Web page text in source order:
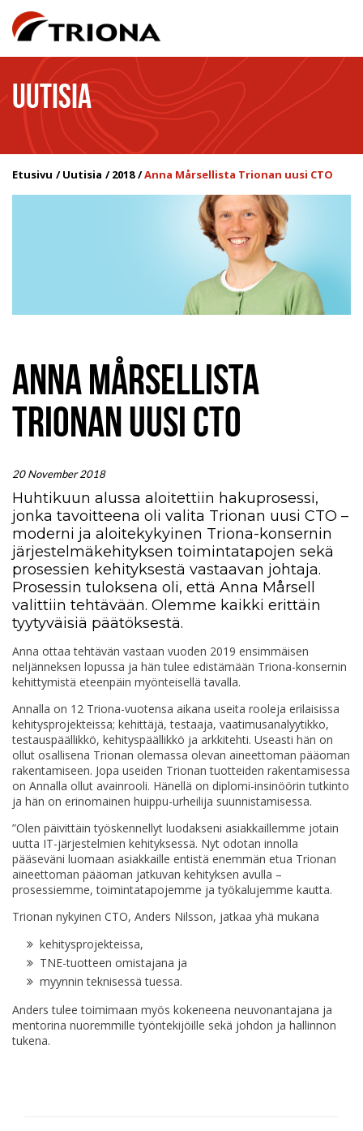
UUTISIA
Etusivu Uutisia 2018 Anna Mårsellista Trionan uusi CTO
ANNA MÅRSELLISTA
TRIONAN UUSI CTO
20 November 2018
Huhtikuun alussa aloitettiin hakuprosessi,
jonka tavoitteena oli valita Trionan uusi CTO –
moderni ja aloitekykyinen Triona-konsernin
järjestelmäkehityksen toimintatapojen sekä
prosessien kehityksestä vastaavan johtaja.
Prosessin tuloksena oli, että Anna Mårsell
valittiin tehtävään. Olemme kaikki erittäin
tyytyväisiä päätöksestä.
Anna ottaa tehtävän vastaan vuoden 2019 ensimmäisen
neljänneksen lopussa ja hän tulee edistämään Triona-konsernin
kehittymistä eteenpäin myönteisellä tavalla.
Annalla on 12 Triona-vuotensa aikana useita rooleja erilaisissa
kehitysprojekteissa; kehittäjä, testaaja, vaatimusanalyytikko,
testauspäällikkö, kehityspäällikkö ja arkkitehti. Useasti hän on
ollut osallisena Trionan olemassa olevan aineettoman pääoman
rakentamiseen. Jopa useiden Trionan tuotteiden rakentamisessa
on Annalla ollut avainrooli. Hänellä on diplomi-insinöörin tutkinto
ja hän on erinomainen huippu-urheilija suunnistamisessa.
”Olen päivittäin työskennellyt luodakseni asiakkaillemme jotain
uutta IT-järjestelmien kehityksessä. Nyt odotan innolla
pääseväni luomaan asiakkaille entistä enemmän etua Trionan
aineettoman pääoman jatkuvan kehityksen avulla –
prosessiemme, toimintatapojemme ja työkalujemme kautta.
Trionan nykyinen CTO, Anders Nilsson, jatkaa yhä mukana
kehitysprojekteissa,
TNE-tuotteen omistajana ja
myynnin teknisessä tuessa.
Anders tulee toimimaan myös kokeneena neuvonantajana ja
mentorina nuoremmille työntekijöille sekä johdon ja hallinnon
tukena.